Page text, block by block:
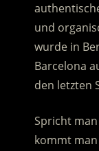
und
wurde in
Barcelona
den letzten
Spricht
kommt man